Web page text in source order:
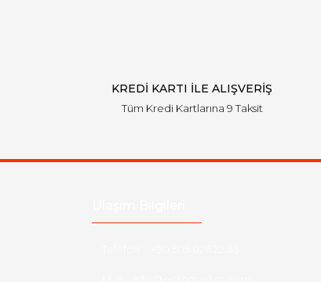
KREDİ KARTI İLE ALIŞVERİŞ
Tüm Kredi Kartlarına 9 Taksit